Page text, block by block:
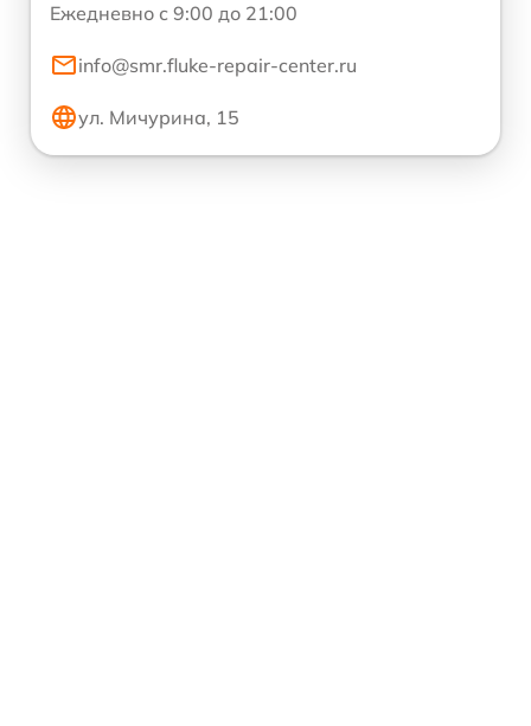
Ежедневно с 9:00 до 21:00
info@smr.fluke-repair-center.ru
ул. Мичурина, 15